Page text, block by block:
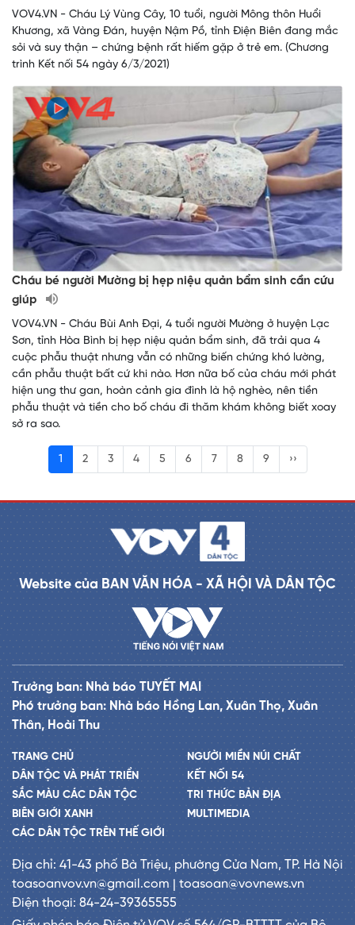
VOV4.VN - Cháu Lý Vùng Cây, 10 tuổi, người Mông thôn Huổi
Khương, xã Vàng Đán, huyện Nậm Pồ, tỉnh Điện Biên đang mắc
sỏi và suy thận – chứng bệnh rất hiếm gặp ở trẻ em. (Chương
trình Kết nối 54 ngày 6/3/2021)
Cháu bé người Mường bị hẹp niệu quản bẩm sinh cần cứu
giúp
VOV4.VN - Cháu Bùi Anh Đại, 4 tuổi người Mường ở huyện Lạc
Sơn, tỉnh Hòa Bình bị hẹp niệu quản bẩm sinh, đã trải qua 4
cuộc phẫu thuật nhưng vẫn có những biến chứng khó lường,
cần phẫu thuật bất cứ khi nào. Hơn nữa bố của cháu mới phát
hiện ung thư gan, hoàn cảnh gia đình là hộ nghèo, nên tiền
phẫu thuật và tiền cho bố cháu đi thăm khám không biết xoay
sở ra sao.
1 2 3 4 5 6 7 8 9 ››
Website của BAN VĂN HÓA - XÃ HỘI VÀ DÂN TỘC
Trưởng ban: Nhà báo TUYẾT MAI
Phó trưởng ban: Nhà báo Hồng Lan, Xuân Thọ, Xuân
Thân, Hoài Thu
TRANG CHỦ
DÂN TỘC VÀ PHÁT TRIỂN
SẮC MÀU CÁC DÂN TỘC
BIÊN GIỚI XANH
CÁC DÂN TỘC TRÊN THẾ GIỚI
NGƯỜI MIỀN NÚI CHẤT
KẾT NỐI 54
TRI THỨC BẢN ĐỊA
MULTIMEDIA
Địa chỉ: 41-43 phố Bà Triệu, phường Cửa Nam, TP. Hà Nội
toasoanvov.vn@gmail.com | toasoan@vovnews.vn
Điện thoại: 84-24-39365555